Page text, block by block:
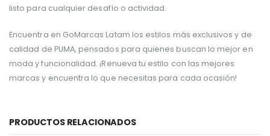
listo para cualquier desafío o actividad.
Encuentra en GoMarcas Latam los estilos más exclusivos y de
calidad de PUMA, pensados para quienes buscan lo mejor en
moda y funcionalidad. ¡Renueva tu estilo con las mejores
marcas y encuentra lo que necesitas para cada ocasión!
PRODUCTOS RELACIONADOS